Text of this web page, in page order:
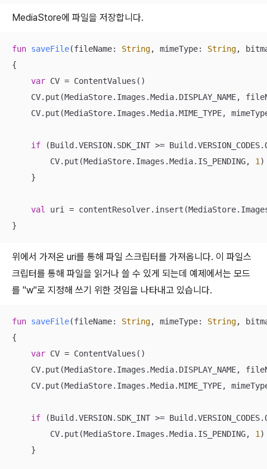
MediaStore에 파일을 저장합니다.
fun saveFile(fileName: String, mimeType: String,
{
var CV = ContentValues()
CV.put(MediaStore.Images.Media.DISPLAY_NAME,
CV.put(MediaStore.Images.Media.MIME_TYPE,
if (Build.VERSION.SDK_INT >=
        CV.put(MediaStore.Images.Media.IS_PENDING,
1 )
    }
val
uri =
}
위에서 가져온 uri를 통해 파일 스크립터를 가져옵니다. 이 파일스
크립터를 통해 파일을 읽거나 쓸 수 있게 되는데 예제에서는 모드
를 "w"로 지정해 쓰기 위한 것임을 나타내고 있습니다.
fun saveFile(fileName: String, mimeType: String,
{
var CV = ContentValues()
CV.put(MediaStore.Images.Media.DISPLAY_NAME,
CV.put(MediaStore.Images.Media.MIME_TYPE,
if (Build.VERSION.SDK_INT >=
        CV.put(MediaStore.Images.Media.IS_PENDING,
1 )
    }